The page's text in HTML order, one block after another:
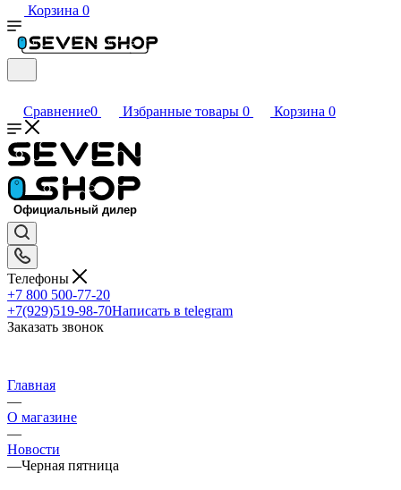
Корзина 0
Сравнение0 Избранные товары 0 Корзина 0
Телефоны
+7 800 500-77-20
+7(929)519-98-70Написать в telegram
Заказать звонок
Главная
—
О магазине
—
Новости
—Черная пятница